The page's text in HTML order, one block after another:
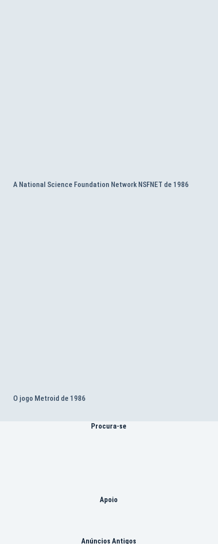
A National Science Foundation Network NSFNET de 1986
O jogo Metroid de 1986
Procura-se
Apoio
Anúncios Antigos